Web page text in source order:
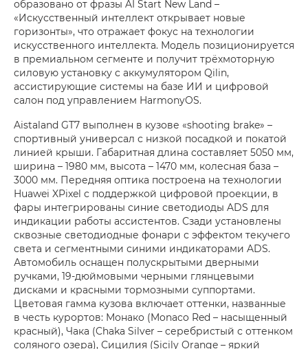
образовано от фразы AI Start New Land –
«Искусственный интеллект открывает новые
горизонты», что отражает фокус на технологии
искусственного интеллекта. Модель позиционируется
в премиальном сегменте и получит трёхмоторную
силовую установку с аккумулятором Qilin,
ассистирующие системы на базе ИИ и цифровой
салон под управлением HarmonyOS.
Aistaland GT7 выполнен в кузове «shooting brake» –
спортивный универсал с низкой посадкой и покатой
линией крыши. Габаритная длина составляет 5050 мм,
ширина – 1980 мм, высота – 1470 мм, колесная база –
3000 мм. Передняя оптика построена на технологии
Huawei XPixel с поддержкой цифровой проекции, в
фары интегрированы синие светодиоды ADS для
индикации работы ассистентов. Сзади установлены
сквозные светодиодные фонари с эффектом текучего
света и сегментными синими индикаторами ADS.
Автомобиль оснащен полускрытыми дверными
ручками, 19-дюймовыми черными глянцевыми
дисками и красными тормозными суппортами.
Цветовая гамма кузова включает оттенки, названные
в честь курортов: Монако (Monaco Red – насыщенный
красный), Чака (Chaka Silver – серебристый с оттенком
соляного озера), Сицилия (Sicily Orange – яркий